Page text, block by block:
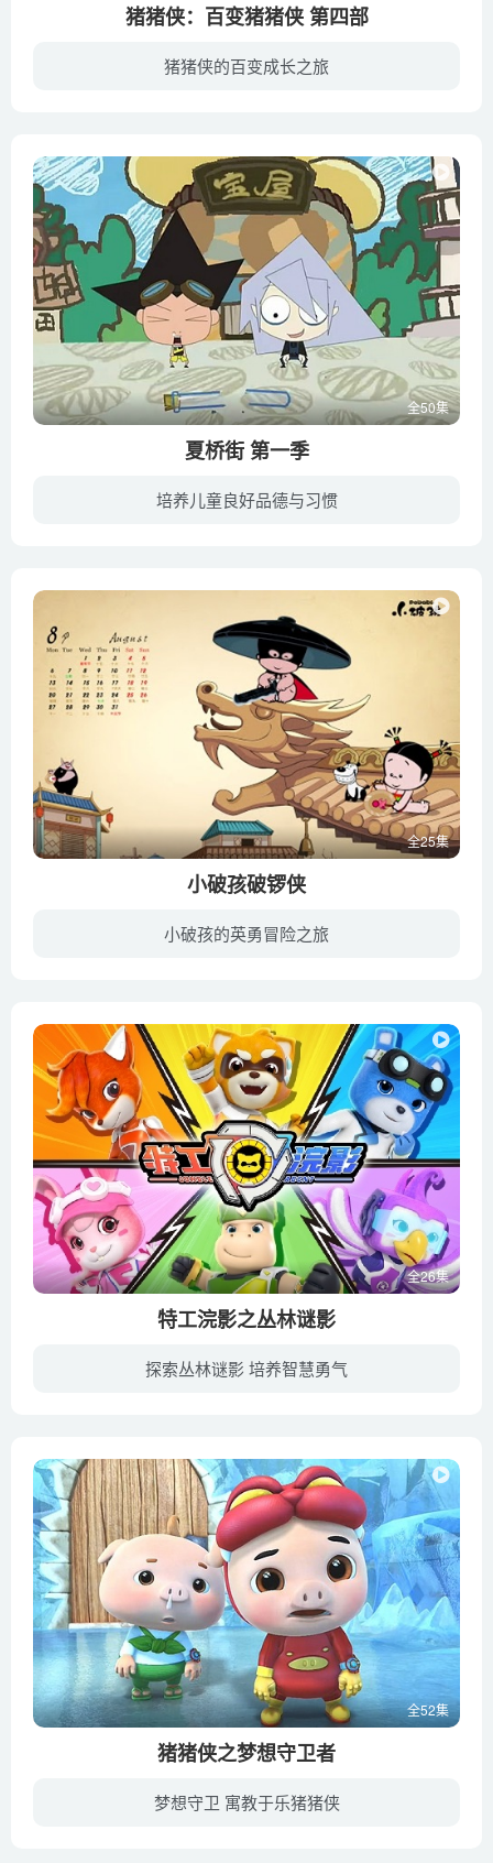
猪猪侠：百变猪猪侠 第四部
猪猪侠的百变成长之旅
全50集
夏桥街 第一季
培养儿童良好品德与习惯
全25集
小破孩破锣侠
小破孩的英勇冒险之旅
全26集
特工浣影之丛林谜影
探索丛林谜影 培养智慧勇气
全52集
猪猪侠之梦想守卫者
梦想守卫 寓教于乐猪猪侠